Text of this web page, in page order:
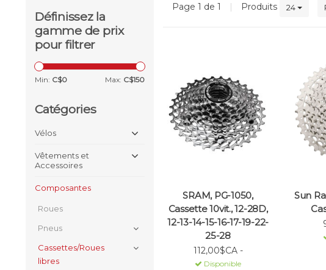
Définissez la
gamme de prix
pour filtrer
Min: C$0 Max: C$150
Catégories
Vélos
Vêtements et
Accessoires
Composantes
Roues
Pneus
Cassettes/Roues
libres
Page 1 de 1 | Produits 24
SRAM, PG-1050,
Cassette 10vit., 12-28D,
12-13-14-15-16-17-19-22-
25-28
112,00$CA -
Disponible
Sun